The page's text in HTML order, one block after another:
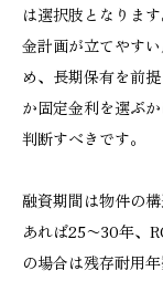
は選択肢となりま
金計画が立てやす
め、長期保有を前
か固定金利を選ぶ
判断すべきです。
融資期間は物件の
あれば25〜30年、
の場合は残存耐用